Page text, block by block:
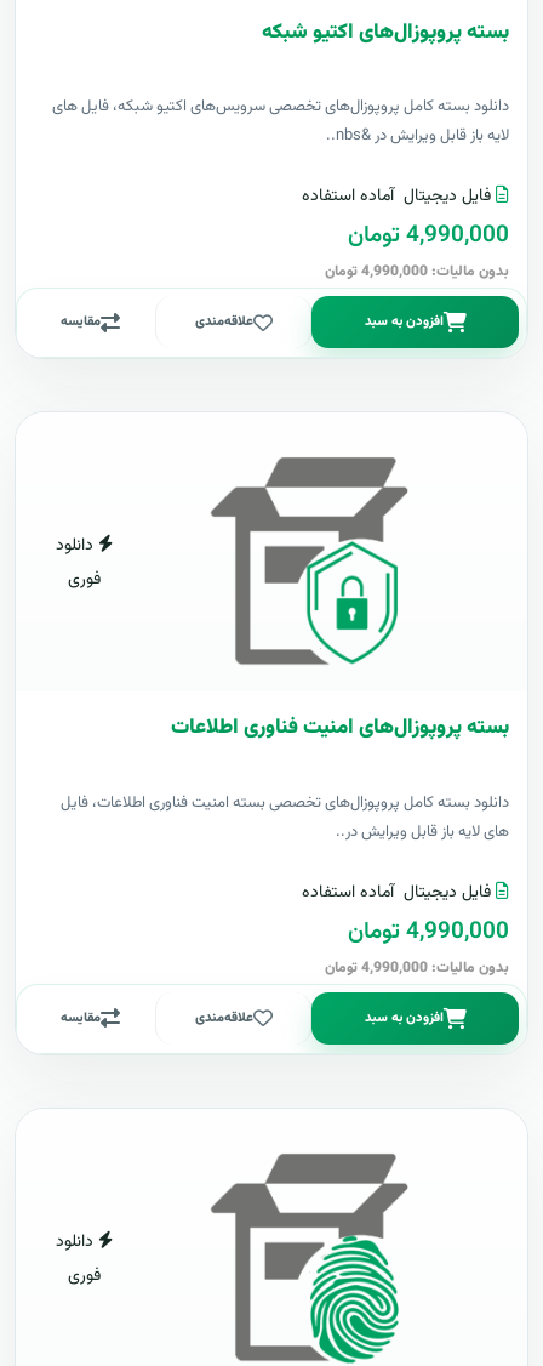
بسته پروپوزال‌های اکتیو شبکه
دانلود بسته کامل پروپوزال‌های تخصصی سرویس‌های اکتیو شبکه، فایل های
لایه باز قابل ویرایش در &nbs..
فایل دیجیتال آماده استفاده
4,990,000 تومان
بدون مالیات: 4,990,000 تومان
افزودن به سبد علاقه‌مندی مقایسه
دانلود
فوری
بسته پروپوزال‌های امنیت فناوری اطلاعات
دانلود بسته کامل پروپوزال‌های تخصصی بسته امنیت فناوری اطلاعات، فایل
های لایه باز قابل ویرایش در..
فایل دیجیتال آماده استفاده
4,990,000 تومان
بدون مالیات: 4,990,000 تومان
افزودن به سبد علاقه‌مندی مقایسه
دانلود
فوری